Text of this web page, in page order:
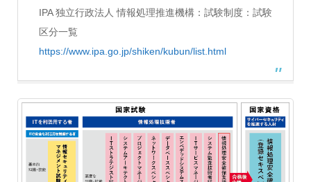
IPA 独立行政法人 情報処理推進機構：試験制度：試験
区分一覧
https://www.ipa.go.jp/shiken/kubun/list.html